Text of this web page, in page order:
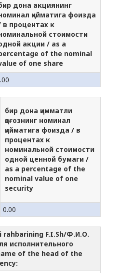
дона акциянинг
қийматига фоизда
в процентах к
стоимости
акции / as a
of the nominal
of one share
бир дона қимматли
қоғознинг номинал
қийматига фоизда / в
процентах к
номинальной стоимости
одной ценной бумаги /
as a percentage of the
nominal value of one
security
0.00
rahbarining F.I.Sh/Ф.И.О.
исполнительного
of the head of the